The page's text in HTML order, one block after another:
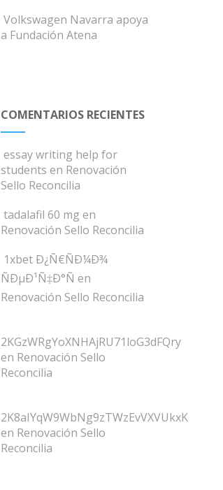
Volkswagen Navarra apoya
a Fundación Atena
COMENTARIOS RECIENTES
essay writing help for
students en Renovación
Sello Reconcilia
tadalafil 60 mg en
Renovación Sello Reconcilia
1xbet Ð¿Ñ€ÑÐ¼Ð¾
ÑÐµÐ¹Ñ‡Ð°Ñ en
Renovación Sello Reconcilia
2KGzWRgYoXNHAjRU71loG3dFQry
en Renovación Sello
Reconcilia
2K8aIYqW9WbNg9zTWzEvVXVUkxK
en Renovación Sello
Reconcilia